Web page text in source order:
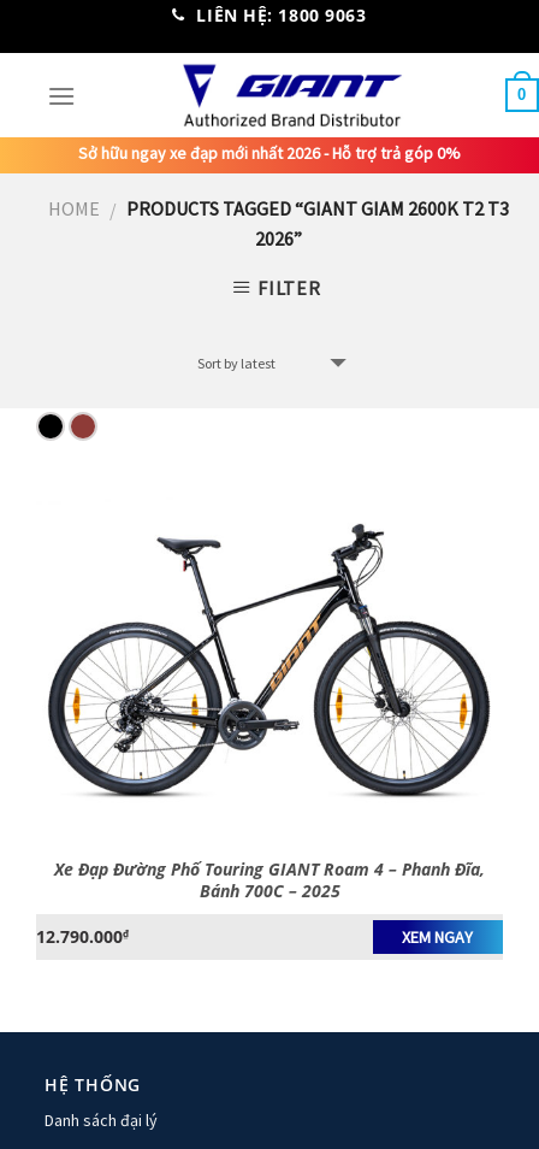
LIÊN HỆ: 1800 9063
0
Sở hữu ngay xe đạp mới nhất 2026 - Hỗ trợ trả góp 0%
HOME / PRODUCTS TAGGED “GIANT GIAM 2600K T2 T3
2026”
FILTER
Xe Đạp Đường Phố Touring GIANT Roam 4 – Phanh Đĩa,
Bánh 700C – 2025
12.790.000₫ XEM NGAY
HỆ THỐNG
Danh sách đại lý